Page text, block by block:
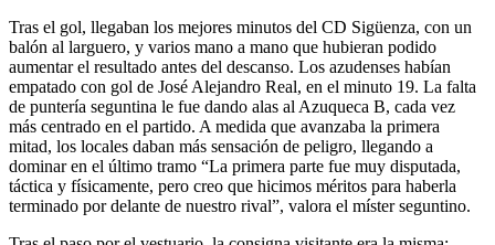
Tras el gol, llegaban los mejores minutos del CD Sigüenza, con un
balón al larguero, y varios mano a mano que hubieran podido
aumentar el resultado antes del descanso. Los azudenses habían
empatado con gol de José Alejandro Real, en el minuto 19. La falta
de puntería seguntina le fue dando alas al Azuqueca B, cada vez
más centrado en el partido. A medida que avanzaba la primera
mitad, los locales daban más sensación de peligro, llegando a
dominar en el último tramo “La primera parte fue muy disputada,
táctica y físicamente, pero creo que hicimos méritos para haberla
terminado por delante de nuestro rival”, valora el míster seguntino.